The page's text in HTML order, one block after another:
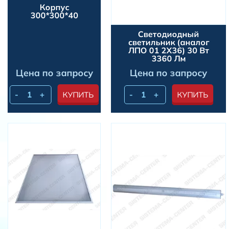
Корпус
300*300*40
Цена по запросу
- + КУПИТЬ
Светодиодный
светильник (аналог
ЛПО 01 2Х36) 30 Вт
3360 Лм
Цена по запросу
- + КУПИТЬ